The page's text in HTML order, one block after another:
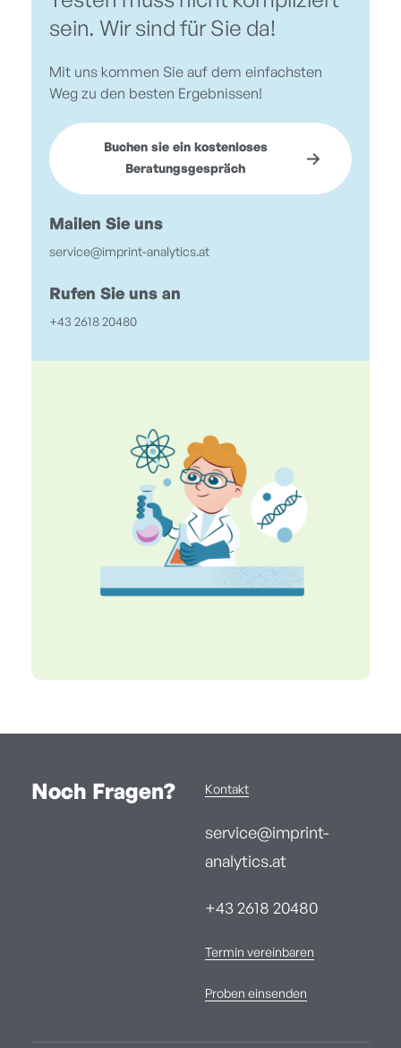
sein. Wir sind für Sie da!
Mit uns kommen Sie auf dem einfachsten
Weg zu den besten Ergebnissen!
Buchen sie ein kostenloses
Beratungsgespräch
Mailen Sie uns
service@imprint-analytics.at
Rufen Sie uns an
+43 2618 20480
Noch Fragen? Kontakt
service@imprint-
analytics.at
+43 2618 20480
Termin vereinbaren
Proben einsenden